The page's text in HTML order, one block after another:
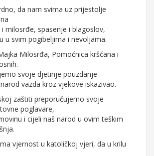
da nam svima uz prijestolje
milosrđe, spasenje i blagoslov,
u svim pogibeljima i nevoljama.
Milosrđa, Pomoćnica kršćana i
svoje djetinje pouzdanje
vazda kroz vjekove iskazivao.
zaštiti preporučujemo svoje
poglavare,
i cijeli naš narod u ovim teškim
vjernost u katoličkoj vjeri, da u krilu